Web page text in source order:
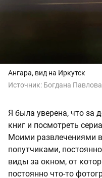
Ангара, вид на Иркутск
Источник: Богдана Павлова
Я была уверена, что за
книг и посмотреть
Моими развлечениями
попутчиками,
виды за окном, от
постоянно что-то